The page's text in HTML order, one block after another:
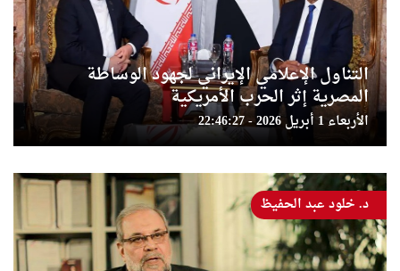
التناول الإعلامي الإيراني لجهود الوساطة
المصرية إثر الحرب الأمريكية
الأربعاء 1 أبريل 2026 - 22:46:27
د. خلود عبد الحفيظ